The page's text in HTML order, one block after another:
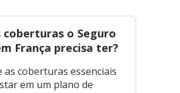
coberturas o Seguro
França precisa ter?
as coberturas essenciais
em um plano de